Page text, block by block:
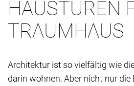
HAUSTÜREN
TRAUMHAUS
Architektur ist so vielfältig wie
darin wohnen. Aber nicht nur die